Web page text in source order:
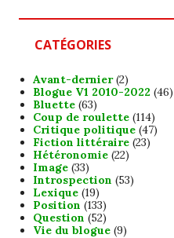
CATÉGORIES
Avant-dernier(2)
Blogue V1 2010-2022 (46)
Bluette(63)
Coup de roulette(114)
Critique politique(47)
Fiction littéraire(23)
Hétéronomie(22)
Image(33)
Introspection (53)
Lexique(19)
Position (133)
Question (52)
Vie du blogue(9)